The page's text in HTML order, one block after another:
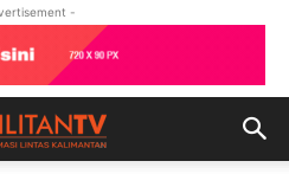
-